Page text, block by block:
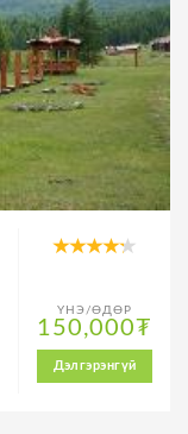
ҮНЭ/ӨДӨР
150,000₮
Дэлгэрэнгүй